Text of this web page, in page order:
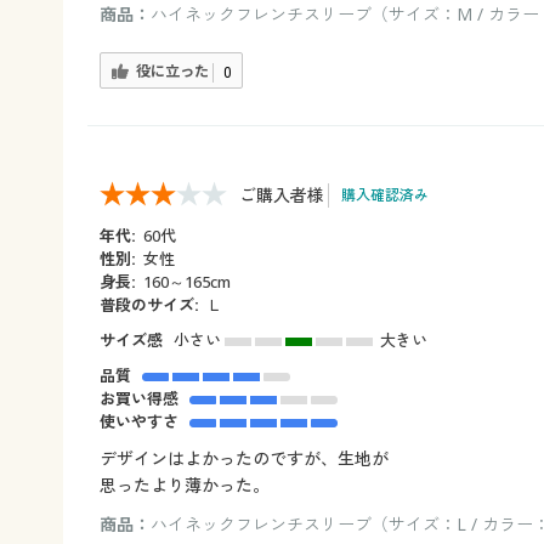
商品： ハイネックフレンチスリーブ（サイズ：M / カラー
役に立った 0
ご購入者様 購入確認済み
年代: 60代
性別: 女性
身長: 160～165cm
普段のサイズ: Ｌ
サイズ感 小さい
大きい
品質
お買い得感
使いやすさ
デザインはよかったのですが、生地が
思ったより薄かった。
商品： ハイネックフレンチスリーブ（サイズ：L / カラー